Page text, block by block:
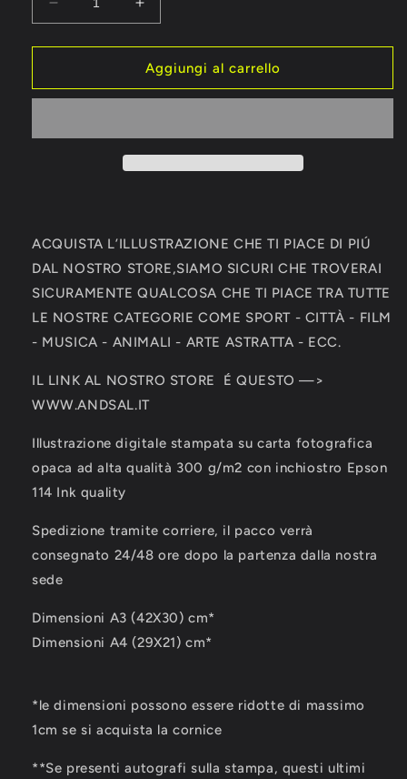
Diminuisci
quantità
per
Brady
Buccaneers
City
Chiefs
Autografo
Signature
Series
NFL
Aumenta
quantità
per
Tom
Brady
Buccaneers
City
Chiefs
Autografo
Signature
Series
NFL
Aggiungi al carrello
ACQUISTA L’ILLUSTRAZIONE CHE TI PIACE DI PIÚ
DAL NOSTRO STORE,SIAMO SICURI CHE TROVERAI
SICURAMENTE QUALCOSA CHE TI PIACE TRA TUTTE
LE NOSTRE CATEGORIE COME SPORT - CITTÀ - FILM
- MUSICA - ANIMALI - ARTE ASTRATTA - ECC.
IL LINK AL NOSTRO STORE É QUESTO —>
WWW.ANDSAL.IT
Illustrazione digitale stampata su carta fotografica
opaca ad alta qualità 300 g/m2 con inchiostro Epson
114 Ink quality
Spedizione tramite corriere, il pacco verrà
consegnato 24/48 ore dopo la partenza dalla nostra
sede
Dimensioni A3 (42X30) cm*
Dimensioni A4 (29X21) cm*
*le dimensioni possono essere ridotte di massimo
1cm se si acquista la cornice
**Se presenti autografi sulla stampa, questi ultimi